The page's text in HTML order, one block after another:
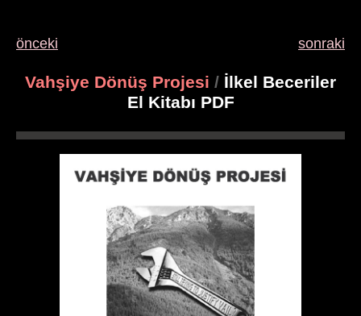
önceki sonraki
Vahşiye Dönüş Projesi / İlkel Beceriler
El Kitabı PDF